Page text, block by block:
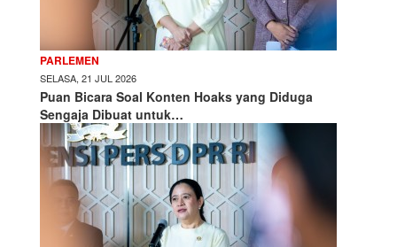
PARLEMEN
SELASA, 21 JUL 2026
Puan Bicara Soal Konten Hoaks yang Diduga
Sengaja Dibuat untuk…